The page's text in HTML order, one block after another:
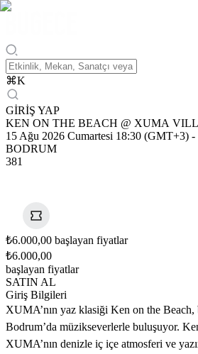
⌘K
GİRİŞ YAP
KEN ON THE BEACH @ XUMA
15 Ağu 2026 Cumartesi 18:30 (GMT+3) -
BODRUM
381
₺6.000,00 başlayan fiyatlar
₺6.000,00
başlayan fiyatlar
SATIN AL
Giriş Bilgileri
XUMA’nın yaz klasiği Ken on the Beach,
Bodrum’da müzikseverlerle buluşuyor.
XUMA’nın denizle iç içe atmosferi ve